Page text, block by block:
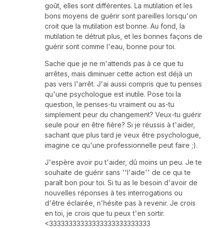
goût, elles sont différentes. La mutilation et les
bons moyens de guérir sont pareilles lorsqu'on
croit que la mutilation est bonne. Au fond, la
mutilation te détruit plus, et les bonnes façons de
guérir sont comme l'eau, bonne pour toi.
Sache que je ne m'attends pas à ce que tu
arrêtes, mais diminuer cette action est déjà un
pas vers l'arrêt. J'ai aussi compris que tu penses
qu'une psychologue est inutile. Pose toi la
question, le penses-tu vraiment ou as-tu
simplement peur du changement? Veux-tu guérir
seule pour en être fière? Si je réussis à t'aider,
sachant que plus tard je veux être psychologue,
imagine ce qu'une professionnelle peut faire ;).
J'espère avoir pu t'aider, dû moins un peu. Je te
souhaite de guérir sans ''l'aide'' de ce qui te
paraît bon pour toi. Si tu as le besoin d'avoir de
nouvelles réponses à tes interrogations ou
d'être éclairée, n'hésite pas à revenir. Je crois
en toi, je crois que tu peux t'en sortir.
<33333333333333333333333333